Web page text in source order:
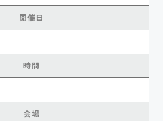
開催日
時間
会場